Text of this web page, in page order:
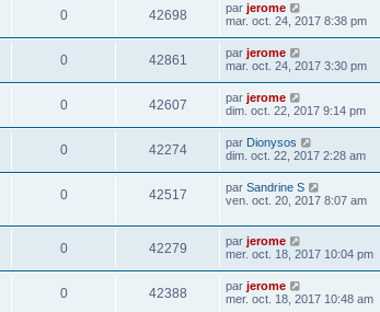
0 42698 par jerome
mar. oct. 24, 2017 8:38 pm
0 42861 par jerome
mar. oct. 24, 2017 3:30 pm
0 42607 par jerome
dim. oct. 22, 2017 9:14 pm
0 42274 par Dionysos
dim. oct. 22, 2017 2:28 am
0 42517 par Sandrine S
ven. oct. 20, 2017 8:07 am
0 42279 par jerome
mer. oct. 18, 2017 10:04 pm
0 42388 par jerome
mer. oct. 18, 2017 10:48 am